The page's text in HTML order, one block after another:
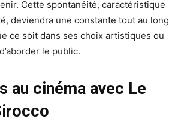
Cette spontanéité, caractéristique
deviendra une constante tout au long
ce soit dans ses choix artistiques ou
le public.
au cinéma avec Le